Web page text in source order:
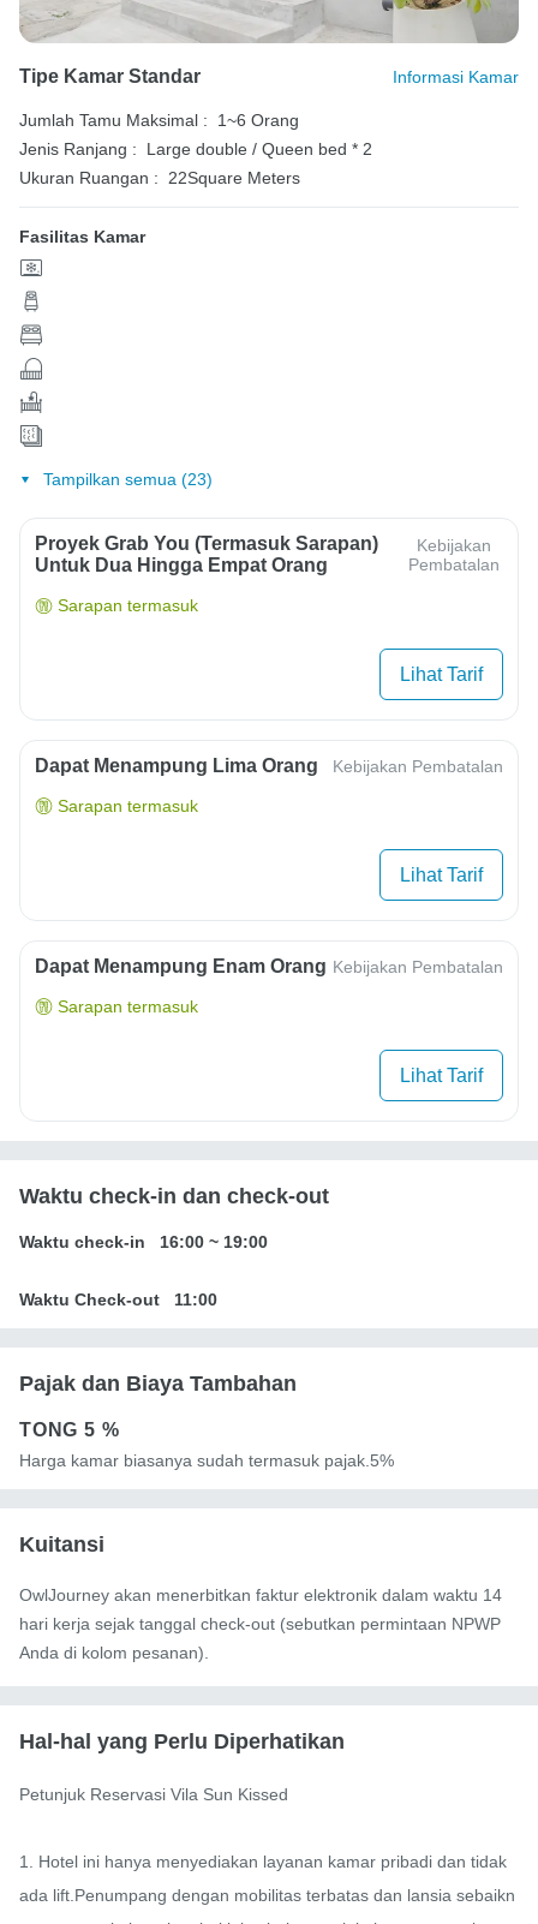
Tipe Kamar Standar Informasi Kamar
Jumlah Tamu Maksimal :
1~6 Orang
Jenis Ranjang :
Large double / Queen bed * 2
Ukuran Ruangan :
22Square Meters
Fasilitas Kamar
Tampilkan semua (23)
Proyek Grab You (termasuk Sarapan)
Untuk Dua Hingga Empat Orang
Kebijakan
Pembatalan
Sarapan termasuk
Lihat Tarif
Dapat Menampung Lima Orang Kebijakan Pembatalan
Sarapan termasuk
Lihat Tarif
Dapat Menampung Enam Orang Kebijakan Pembatalan
Sarapan termasuk
Lihat Tarif
Waktu check-in dan check-out
Waktu check-in 16:00 ~ 19:00
Waktu Check-out 11:00
Pajak dan Biaya Tambahan
TONG 5 %
Harga kamar biasanya sudah termasuk pajak.5%
Kuitansi
OwlJourney akan menerbitkan faktur elektronik dalam waktu 14
hari kerja sejak tanggal check-out (sebutkan permintaan NPWP
Anda di kolom pesanan).
Hal-hal yang Perlu Diperhatikan
Petunjuk Reservasi Vila Sun Kissed
1. Hotel ini hanya menyediakan layanan kamar pribadi dan tidak
ada lift.Penumpang dengan mobilitas terbatas dan lansia sebaikn